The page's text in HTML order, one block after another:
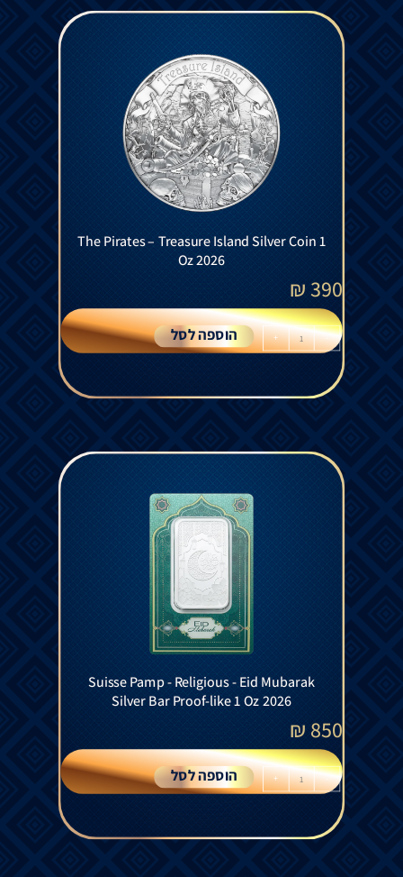
The Pirates – Treasure Island Silver Coin 1
Oz 2026
390
₪
-
+ הוספה לסל
Suisse Pamp - Religious - Eid Mubarak
Silver Bar Proof-like 1 Oz 2026
850
₪
-
+ הוספה לסל